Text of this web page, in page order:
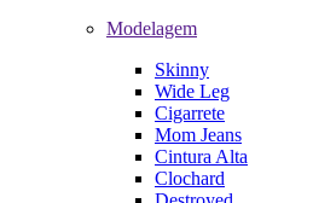
Modelagem
Skinny
Wide Leg
Cigarrete
Mom Jeans
Cintura Alta
Clochard